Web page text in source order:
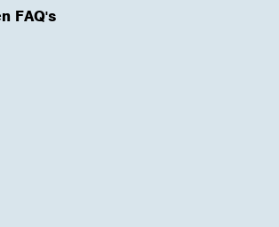
FAQ's